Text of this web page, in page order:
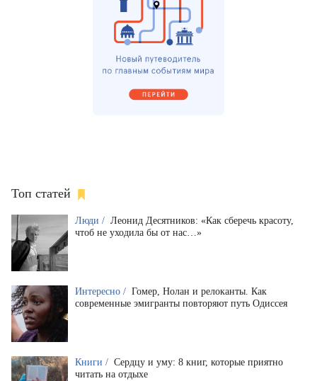
Топ статей
Люди / Леонид Десятников: «Как сберечь красоту,
чтоб не уходила бы от нас…»
Интересно / Гомер, Нолан и релоканты. Как
современные эмигранты повторяют путь Одиссея
Книги / Сердцу и уму: 8 книг, которые приятно
читать на отдыхе